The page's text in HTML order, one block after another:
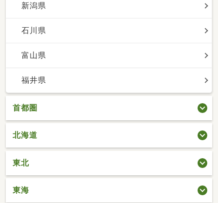
新潟県
石川県
富山県
福井県
首都圏
北海道
東北
東海